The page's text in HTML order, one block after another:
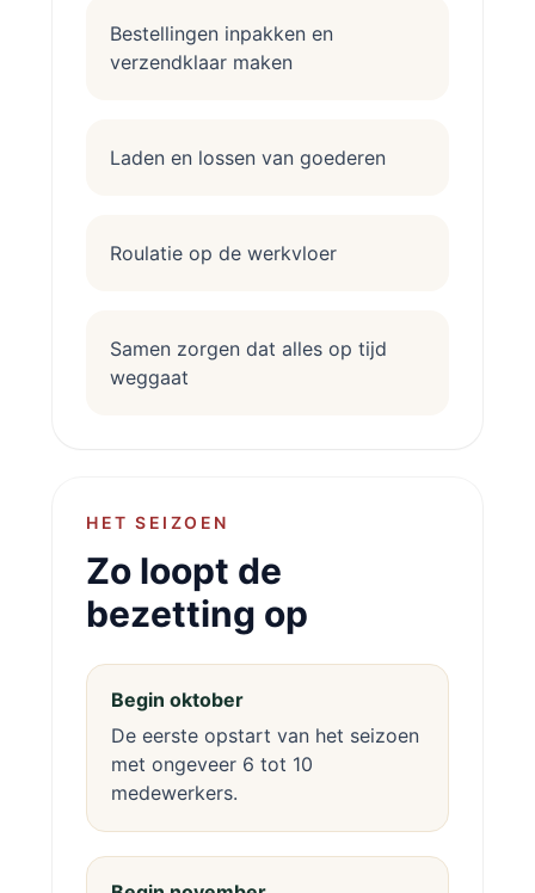
Bestellingen inpakken en
verzendklaar maken
Laden en lossen van goederen
Roulatie op de werkvloer
Samen zorgen dat alles op tijd
weggaat
HET SEIZOEN
Zo loopt de
bezetting op
Begin oktober
De eerste opstart van het seizoen
met ongeveer 6 tot 10
medewerkers.